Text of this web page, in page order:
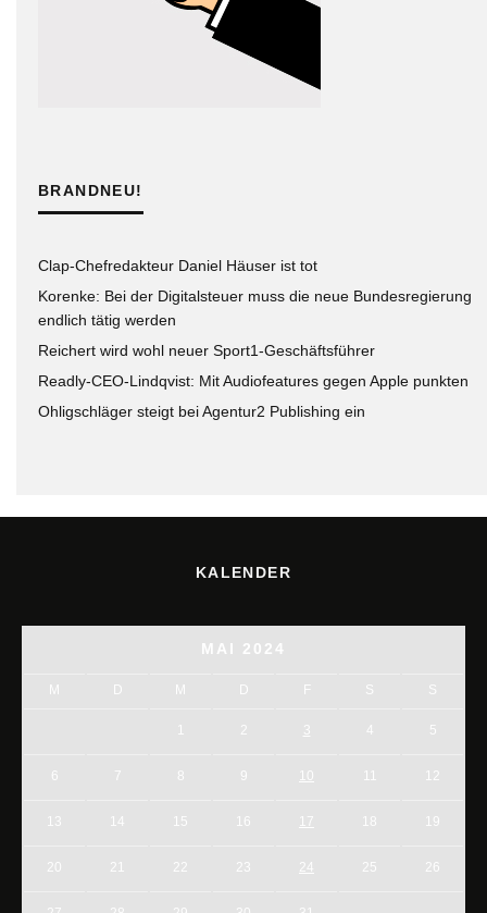
BRANDNEU!
Clap-Chefredakteur Daniel Häuser ist tot
Korenke: Bei der Digitalsteuer muss die neue Bundesregierung
endlich tätig werden
Reichert wird wohl neuer Sport1-Geschäftsführer
Readly-CEO-Lindqvist: Mit Audiofeatures gegen Apple punkten
Ohligschläger steigt bei Agentur2 Publishing ein
KALENDER
MAI 2024
M D M D F S S
1 2 3 5
6 7 8 9 10 11 12
13 14 15 16 17 18 19
20 21 22 23 24 25 26